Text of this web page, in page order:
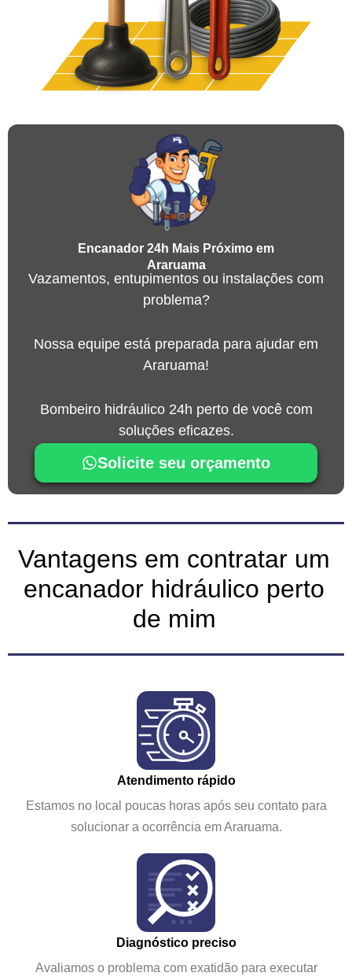
Encanador 24h Mais Próximo em
Araruama
Vazamentos, entupimentos ou instalações com
problema?
Nossa equipe está preparada para ajudar em
Araruama!
Bombeiro hidráulico 24h perto de você com
soluções eficazes.
Solicite seu orçamento
Vantagens em contratar um
encanador hidráulico perto
de mim
Atendimento rápido
Estamos no local poucas horas após seu contato para
solucionar a ocorrência em Araruama.
Diagnóstico preciso
Avaliamos o problema com exatidão para executar